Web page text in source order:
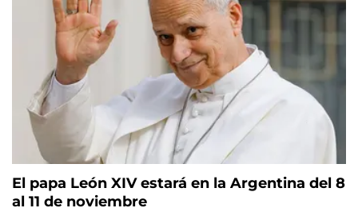
El papa León XIV estará en la Argentina del 8
al 11 de noviembre